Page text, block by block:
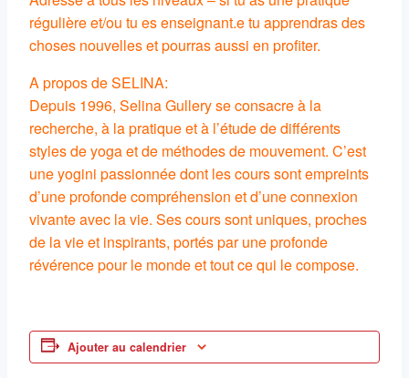
régulière et/ou tu es enseignant.e tu apprendras des
choses nouvelles et pourras aussi en profiter.
A propos de SELINA:
Depuis 1996, Selina Gullery se consacre à la
recherche, à la pratique et à l’étude de différents
styles de yoga et de méthodes de mouvement. C’est
une yogini passionnée dont les cours sont empreints
d’une profonde compréhension et d’une connexion
vivante avec la vie. Ses cours sont uniques, proches
de la vie et inspirants, portés par une profonde
révérence pour le monde et tout ce qui le compose.
Ajouter au calendrier